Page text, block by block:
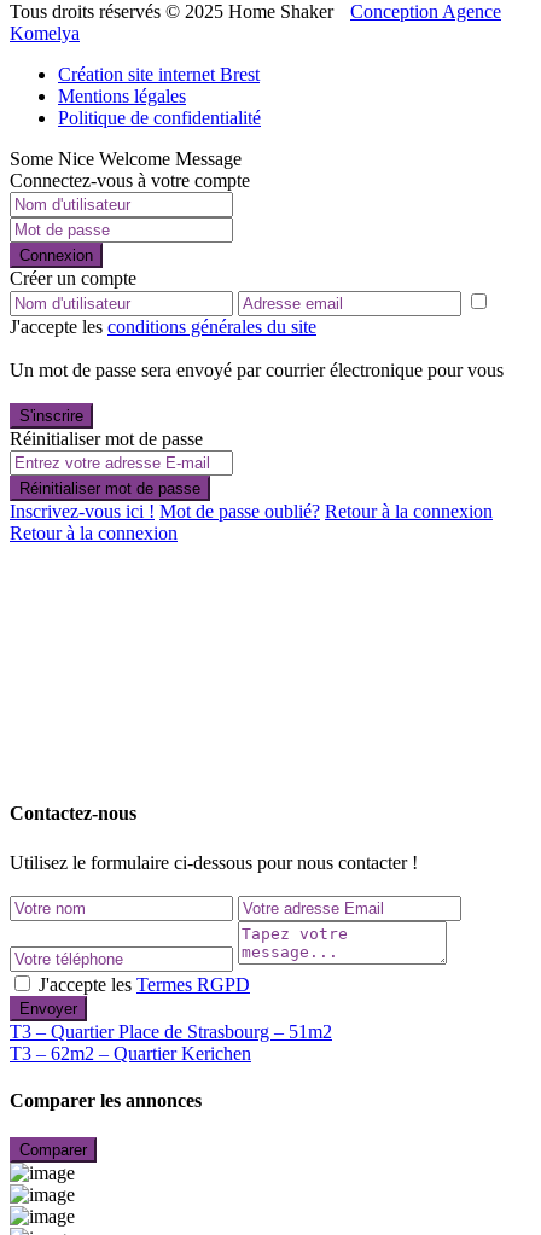
Tous droits réservés © 2025 Home Shaker
Conception Agence
Komelya
Création site internet Brest
Mentions légales
Politique de confidentialité
Some Nice Welcome Message
Connectez-vous à votre compte
Connexion
Créer un compte
J'accepte les conditions générales du site
Un mot de passe sera envoyé par courrier électronique pour vous
S'inscrire
Réinitialiser mot de passe
Réinitialiser mot de passe
Inscrivez-vous ici ! Mot de passe oublié? Retour à la connexion
Retour à la connexion
Contactez-nous
Utilisez le formulaire ci-dessous pour nous contacter !
J'accepte les Termes RGPD
Envoyer
T3 – Quartier Place de Strasbourg – 51m2
T3 – 62m2 – Quartier Kerichen
Comparer les annonces
Comparer